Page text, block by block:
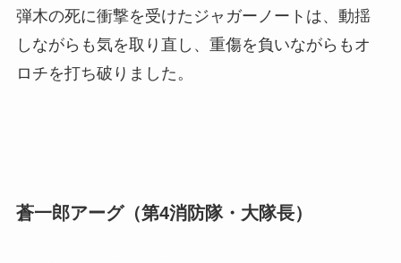
弾木の死に衝撃を受けたジャガーノートは、動揺
しながらも気を取り直し、重傷を負いながらもオ
ロチを打ち破りました。
蒼一郎アーグ（第4消防隊・大隊長）